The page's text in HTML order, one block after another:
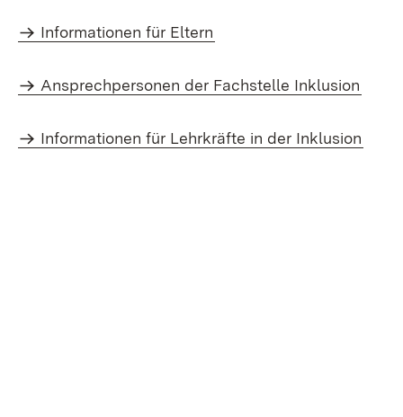
Informationen für Eltern
Ansprechpersonen der Fachstelle Inklusion
Informationen für Lehrkräfte in der Inklusion